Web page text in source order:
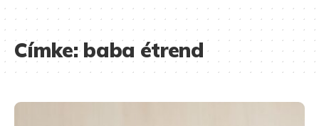
Címke:baba étrend